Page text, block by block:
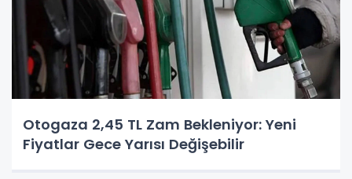
Otogaza 2,45 TL Zam Bekleniyor: Yeni
Fiyatlar Gece Yarısı Değişebilir